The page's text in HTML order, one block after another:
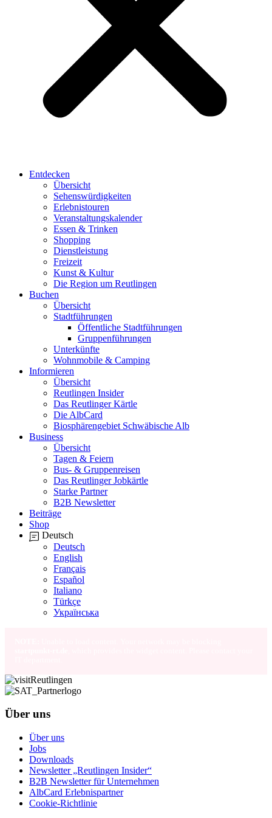
Entdecken
Übersicht
Sehenswürdigkeiten
Erlebnistouren
Veranstaltungskalender
Essen & Trinken
Shopping
Dienstleistung
Freizeit
Kunst & Kultur
Die Region um Reutlingen
Buchen
Übersicht
Stadtführungen
Öffentliche Stadtführungen
Gruppenführungen
Unterkünfte
Wohnmobile & Camping
Informieren
Übersicht
Reutlingen Insider
Das Reutlinger Kärtle
Die AlbCard
Biosphärengebiet Schwäbische Alb
Business
Übersicht
Tagen & Feiern
Bus- & Gruppenreisen
Das Reutlinger Jobkärtle
Starke Partner
B2B Newsletter
Beiträge
Shop
Deutsch
Deutsch
English
Français
Español
Italiano
Türkçe
Українська
Über uns
Über uns
Jobs
Downloads
Newsletter „Reutlingen Insider“
B2B Newsletter für Unternehmen
AlbCard Erlebnispartner
Cookie-Richtlinie